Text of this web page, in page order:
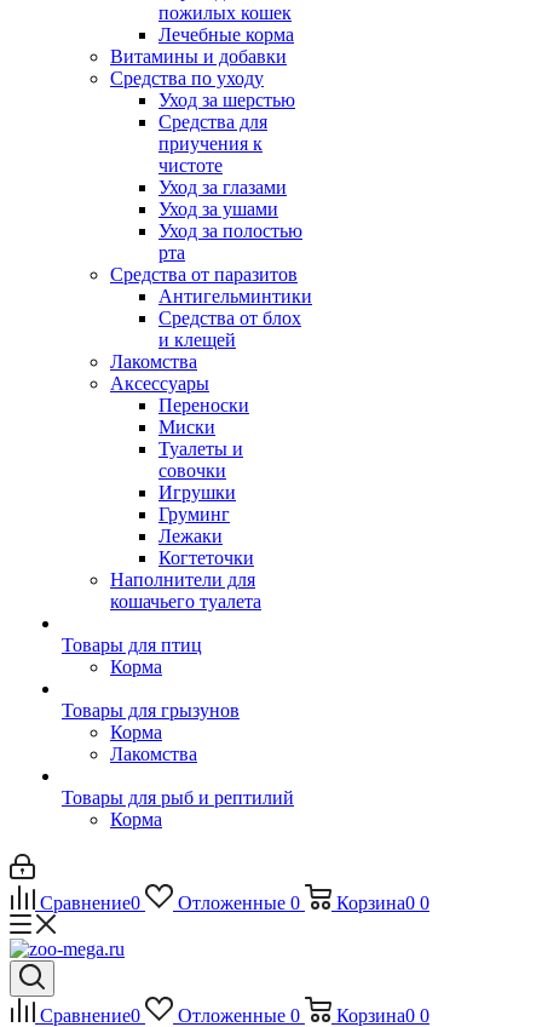
пожилых кошек
Лечебные корма
Витамины и добавки
Средства по уходу
Уход за шерстью
Средства для
приучения к
чистоте
Уход за глазами
Уход за ушами
Уход за полостью
рта
Средства от паразитов
Антигельминтики
Средства от блох
и клещей
Лакомства
Аксессуары
Переноски
Миски
Туалеты и
совочки
Игрушки
Груминг
Лежаки
Когтеточки
Наполнители для
кошачьего туалета
Товары для птиц
Корма
Товары для грызунов
Корма
Лакомства
Товары для рыб и рептилий
Корма
Сравнение0 Отложенные 0 Корзина0 0
Сравнение0 Отложенные 0 Корзина0 0